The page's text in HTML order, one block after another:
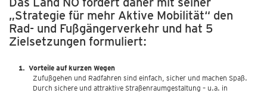
„Strategie für mehr Aktive Mobilität“ den
Rad- und Fußgängerverkehr und hat 5
Zielsetzungen formuliert:
Vorteile auf kurzen Wegen
Zufußgehen und Radfahren sind einfach, sicher und machen Spaß.
Durch sichere und attraktive Straßenraumgestaltung – u.a. in